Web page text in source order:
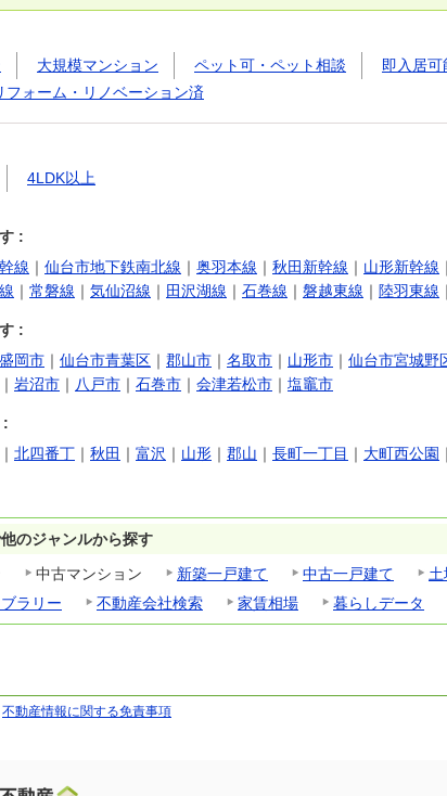
大規模マンション ペット可・ペット相談 即入居可
フォーム・リノベーション済
4LDK以上
:
線 ｜ 仙台市地下鉄南北線 ｜ 奥羽本線 ｜ 秋田新幹線 ｜ 山形新幹線 ｜
｜ 常磐線 ｜ 気仙沼線 ｜ 田沢湖線 ｜ 石巻線 ｜ 磐越東線 ｜ 陸羽東線 ｜
:
盛岡市 ｜ 仙台市青葉区 ｜ 郡山市 ｜ 名取市 ｜ 山形市 ｜ 仙台市宮城野
｜ 岩沼市 ｜ 八戸市 ｜ 石巻市 ｜ 会津若松市 ｜ 塩竈市
:
｜ 北四番丁 ｜ 秋田 ｜ 富沢 ｜ 山形 ｜ 郡山 ｜ 長町一丁目 ｜ 大町西公園 ｜
のジャンルから探す
中古マンション 新築一戸建て 中古一戸建て
ラリー
不動産会社検索 家賃相場 暮らしデータ
不動産情報に関する免責事項